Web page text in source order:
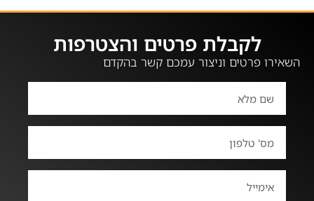
לקבלת פרטים והצטרפות
השאירו פרטים וניצור עמכם קשר בהקדם